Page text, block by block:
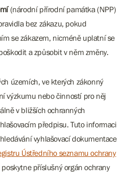
(národní přírodní památka (NPP)
bez zákazu, pokud
se zákazem, nicméně uplatní se
a způsobit v něm změny.
územích, ve kterých zákonný
výzkumu nebo činností pro něj
v bližších ochranných
předpisu. Tuto informaci
vyhlašovací dokumentace
Ústředního seznamu ochrany
příslušný orgán ochrany